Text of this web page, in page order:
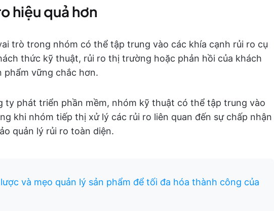
hiệu quả hơn
trò trong nhóm có thể tập trung vào các khía cạnh rủi ro cụ
thức kỹ thuật, rủi ro thị trường hoặc phản hồi của khách
phẩm vững chắc hơn.
ty phát triển phần mềm, nhóm kỹ thuật có thể tập trung vào
khi nhóm tiếp thị xử lý các rủi ro liên quan đến sự chấp nhận
quản lý rủi ro toàn diện.
và mẹo quản lý sản phẩm để tối đa hóa thành công của